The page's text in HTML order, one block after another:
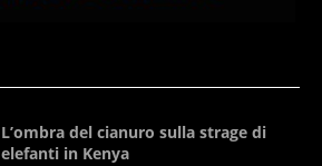
L’ombra del cianuro sulla strage di
elefanti in Kenya